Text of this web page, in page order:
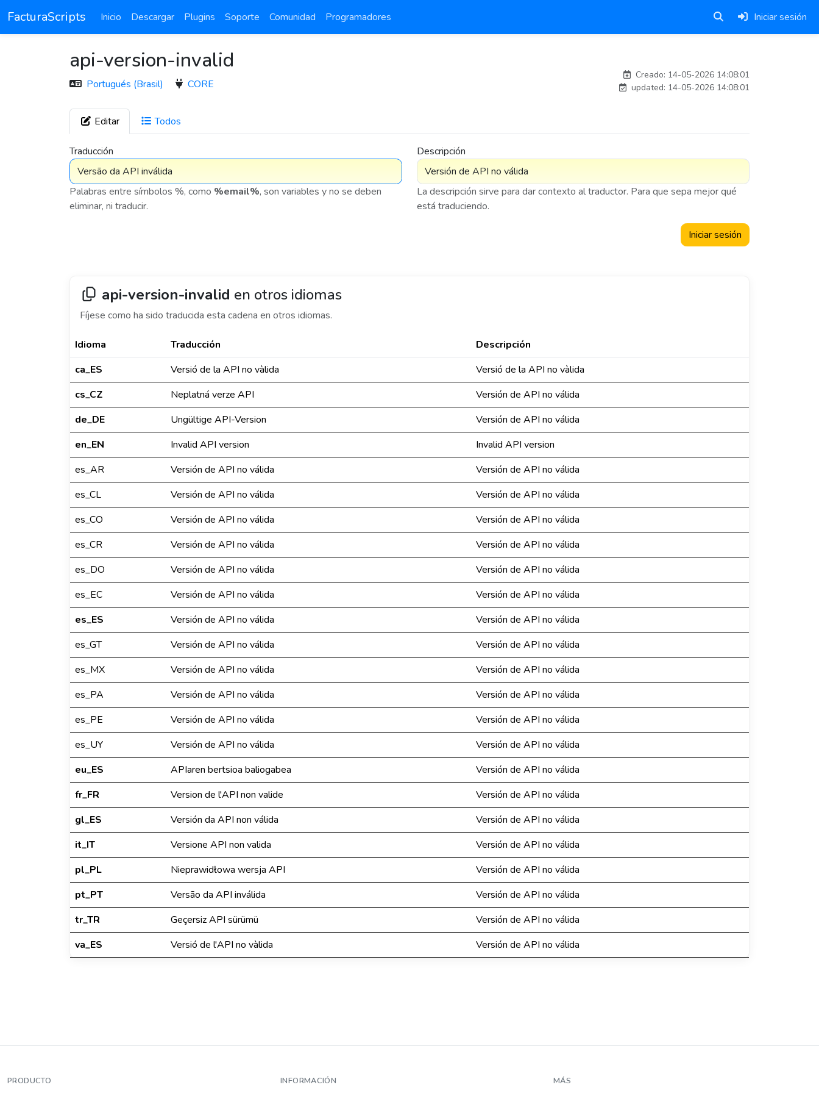
FacturaScripts Inicio Descargar Plugins Soporte Comunidad Programadores Iniciar sesión
api-version-invalid
Portugués (Brasil) CORE
Creado: 14-05-2026 14:08:01
updated: 14-05-2026 14:08:01
Editar Todos
Traducción
Palabras entre símbolos %, como %email%, son variables y no se deben
eliminar, ni traducir.
Descripción
La descripción sirve para dar contexto al traductor. Para que sepa mejor qué
está traduciendo.
Iniciar sesión
api-version-invalid en otros idiomas
Fíjese como ha sido traducida esta cadena en otros idiomas.
Idioma Traducción
Descripción
ca_ES
Versió de la API no vàlida
Versió de la API no vàlida
cs_CZ
Neplatná verze API
Versión de API no válida
de_DE
Ungültige API-Version
Versión de API no válida
en_EN
Invalid API version
Invalid API version
es_AR
Versión de API no válida
Versión de API no válida
es_CL
Versión de API no válida
Versión de API no válida
es_CO
Versión de API no válida
Versión de API no válida
es_CR
Versión de API no válida
Versión de API no válida
es_DO
Versión de API no válida
Versión de API no válida
es_EC
Versión de API no válida
Versión de API no válida
es_ES
Versión de API no válida
Versión de API no válida
es_GT
Versión de API no válida
Versión de API no válida
es_MX
Versión de API no válida
Versión de API no válida
es_PA
Versión de API no válida
Versión de API no válida
es_PE
Versión de API no válida
Versión de API no válida
es_UY
Versión de API no válida
Versión de API no válida
eu_ES
APIaren bertsioa baliogabea
Versión de API no válida
fr_FR
Version de l'API non valide
Versión de API no válida
gl_ES
Versión da API non válida
Versión de API no válida
it_IT
Versione API non valida
Versión de API no válida
pl_PL
Nieprawidłowa wersja API
Versión de API no válida
pt_PT
Versão da API inválida
Versión de API no válida
tr_TR
Geçersiz API sürümü
Versión de API no válida
va_ES
Versió de l'API no vàlida Versión de API no válida
PRODUCTO INFORMACIÓN MÁS